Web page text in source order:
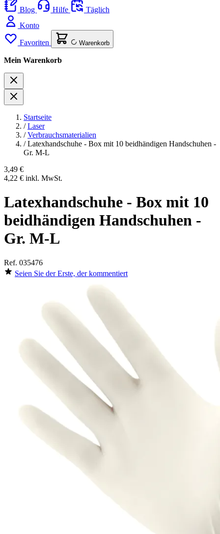
Blog
Hilfe
Täglich
Konto
Favoriten Warenkorb
Mein Warenkorb
Startseite
/ Laser
/ Verbrauchsmaterialien
/ Latexhandschuhe - Box mit 10 beidhändigen Handschuhen -
Gr. M-L
3,49 €
4,22 € inkl. MwSt.
Latexhandschuhe - Box mit 10
beidhändigen Handschuhen -
Gr. M-L
Ref. 035476
Seien Sie der Erste, der kommentiert